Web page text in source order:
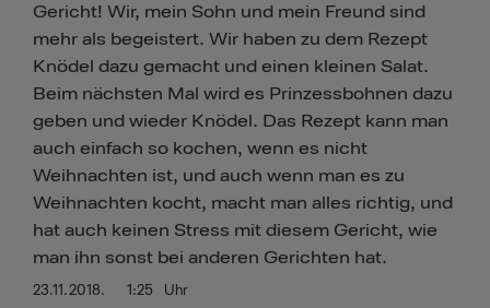
23.11.2018. 1:25 Uhr
Gericht! Wir, mein Sohn und mein Freund sind
mehr als begeistert. Wir haben zu dem Rezept
Knödel dazu gemacht und einen kleinen Salat.
Beim nächsten Mal wird es Prinzessbohnen dazu
geben und wieder Knödel. Das Rezept kann man
auch einfach so kochen, wenn es nicht
Weihnachten ist, und auch wenn man es zu
Weihnachten kocht, macht man alles richtig, und
hat auch keinen Stress mit diesem Gericht, wie
man ihn sonst bei anderen Gerichten hat.